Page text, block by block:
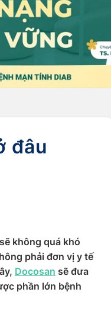
đâu
không quá khó
phải đơn vị y tế
Docosan sẽ đưa
phần lớn bệnh